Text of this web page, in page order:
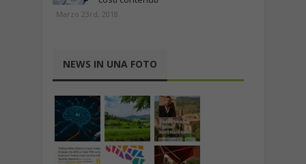
Marzo 23rd, 2018
NEWS IN UNA FOTO